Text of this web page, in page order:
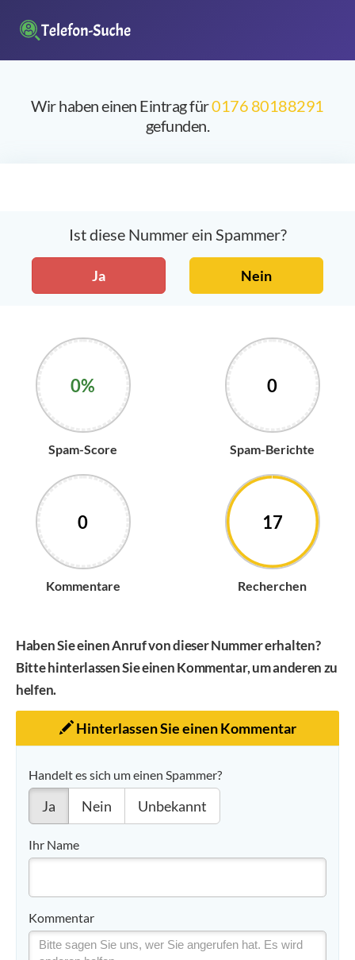
Wir haben einen Eintrag für0176 80188291
gefunden.
Ist diese Nummer ein Spammer?
Ja Nein
0%
Spam-Score
0
Spam-Berichte
0
Kommentare
17
Recherchen
Haben Sie einen Anruf von dieser Nummer erhalten?
Bitte hinterlassen Sie einen Kommentar, um anderen zu
helfen.
Hinterlassen Sie einen Kommentar
Handelt es sich um einen Spammer?
Ja Nein Unbekannt
Ihr Name
Kommentar